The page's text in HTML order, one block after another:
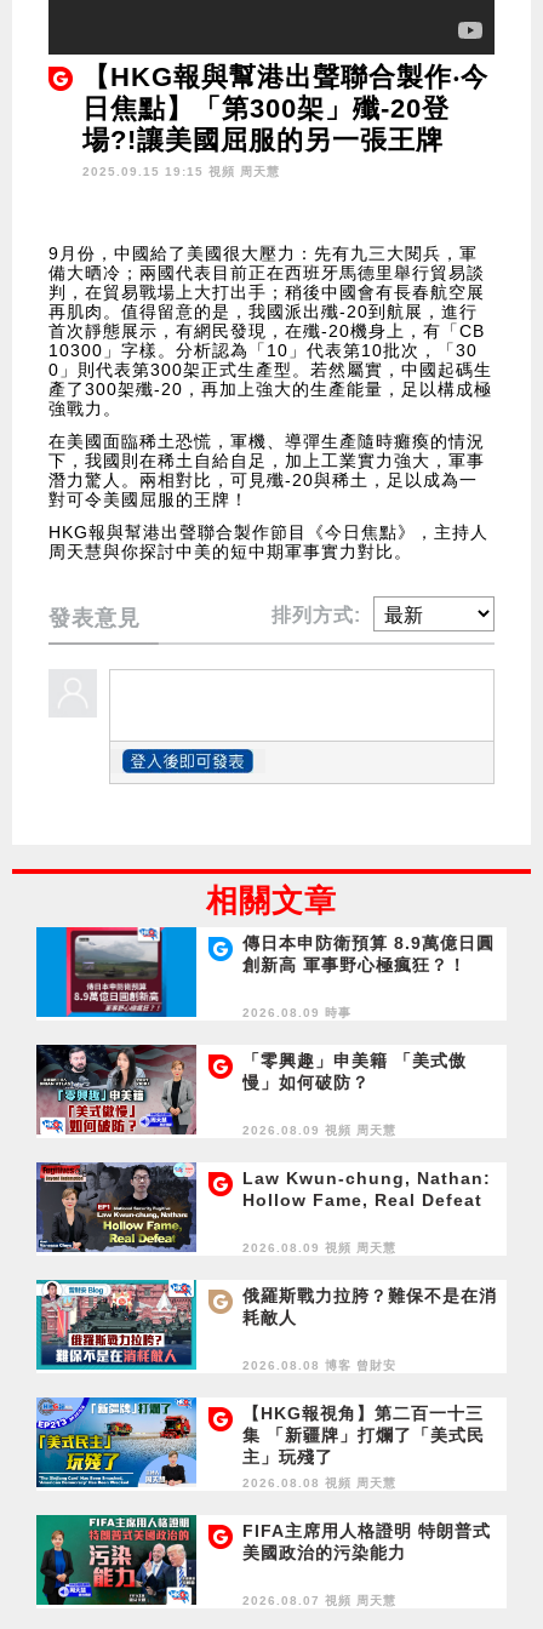
【HKG報與幫港出聲聯合製作‧今
日焦點】「第300架」殲-20登
場?!讓美國屈服的另一張王牌
2025.09.15 19:15 視頻 周天慧
9月份，中國給了美國很大壓力：先有九三大閱兵，軍
備大晒冷；兩國代表目前正在西班牙馬德里舉行貿易談
判，在貿易戰場上大打出手；稍後中國會有長春航空展
再肌肉。值得留意的是，我國派出殲-20到航展，進行
首次靜態展示，有網民發現，在殲-20機身上，有「CB
10300」字樣。分析認為「10」代表第10批次，「30
0」則代表第300架正式生產型。若然屬實，中國起碼生
產了300架殲-20，再加上強大的生產能量，足以構成極
強戰力。
在美國面臨稀土恐慌，軍機、導彈生產隨時癱瘓的情況
下，我國則在稀土自給自足，加上工業實力強大，軍事
潛力驚人。兩相對比，可見殲-20與稀土，足以成為一
對可令美國屈服的王牌！
HKG報與幫港出聲聯合製作節目《今日焦點》，主持人
周天慧與你探討中美的短中期軍事實力對比。
發表意見 排列方式:
相關文章
傳日本申防衛預算 8.9萬億日圓
創新高 軍事野心極瘋狂？！
2026.08.09 時事
「零興趣」申美籍 「美式傲
慢」如何破防？
2026.08.09 視頻 周天慧
Law Kwun-chung, Nathan:
Hollow Fame, Real Defeat
2026.08.09 視頻 周天慧
俄羅斯戰力拉胯？難保不是在消
耗敵人
2026.08.08 博客 曾財安
【HKG報視角】第二百一十三
集 「新疆牌」打爛了「美式民
主」玩殘了
2026.08.08 視頻 周天慧
FIFA主席用人格證明 特朗普式
美國政治的污染能力
2026.08.07 視頻 周天慧